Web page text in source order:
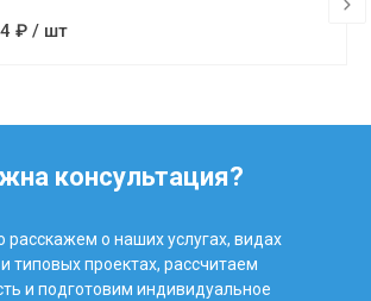
₽ / шт
консультация?
расскажем о наших услугах, видах
типовых проектах, рассчитаем
и подготовим индивидуальное